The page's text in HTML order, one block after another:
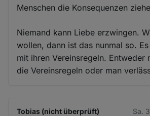
Menschen die Konsequenzen
Niemand kann Liebe erzwingen.
wollen, dann ist das nunmal so.
mit ihren Vereinsregeln. Entweder
die Vereinsregeln oder man
Tobias (nicht überprüft) Sa.